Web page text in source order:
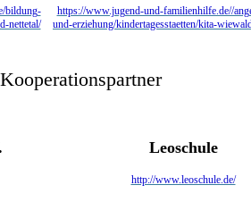
bildung-
nettetal/
https://www.jugend-und-familienhilfe.de//
und-erziehung/kindertagesstaetten/kita-
Leoschule
http://www.leoschule.de/